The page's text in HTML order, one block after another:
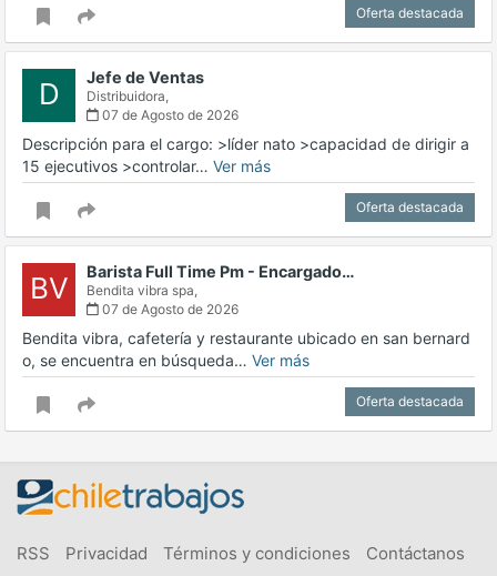
Oferta destacada
D Jefe de Ventas
Distribuidora,
07 de Agosto de 2026
Descripción para el cargo: >líder nato >capacidad de dirigir a
15 ejecutivos >controlar… Ver más
Oferta destacada
BV Barista Full Time Pm - Encargado…
Bendita vibra spa,
07 de Agosto de 2026
Bendita vibra, cafetería y restaurante ubicado en san bernard
o, se encuentra en búsqueda… Ver más
Oferta destacada
RSS Privacidad Términos y condiciones Contáctanos